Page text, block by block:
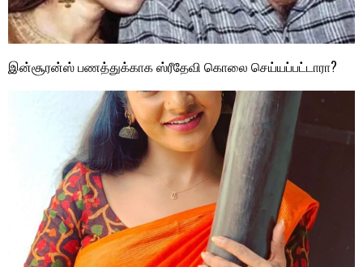
இன்சூரன்ஸ் பணத்துக்காக ஸ்ரீதேவி கொலை செய்யப்பட்டாரா?